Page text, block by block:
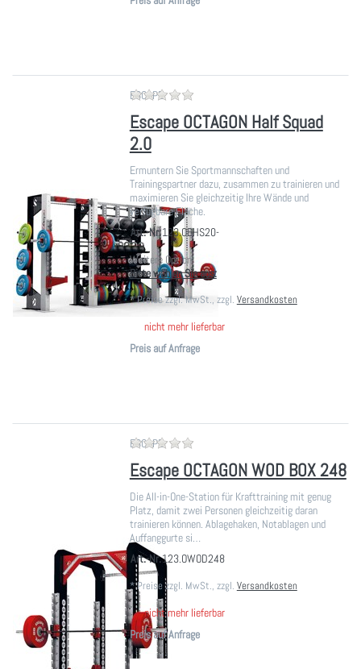
ESCAPE Zu diesem Produkt liegen noch
Escape OCTAGON Half Squad
2.0
Ermuntern Sie Sportmannschaften und
Trainingspartner dazu, zusammen zu trainieren und
maximieren Sie gleichzeitig Ihre Wände und
verfügbare Fläche.
Art.-Nr.123.OBHS20-
Weitere Option:
Bitte wählen Sie aus:
*Preise zzgl. MwSt., zzgl. Versandkosten
nicht mehr lieferbar
Preis auf Anfrage
ESCAPE Zu diesem Produkt liegen noch
Escape OCTAGON WOD BOX 248
Die All-in-One-Station für Krafttraining mit genug
Platz, damit zwei Personen gleichzeitig daran
trainieren können. Ablagehaken, Notablagen und
Auffanggurte si…
Art.-Nr.123.OWOD248
*Preise zzgl. MwSt., zzgl. Versandkosten
nicht mehr lieferbar
Preis auf Anfrage